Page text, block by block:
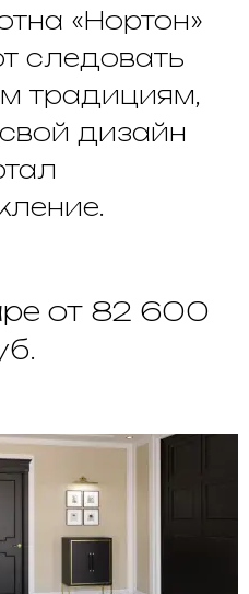
«Нортон»
следовать
традициям,
дизайн
от 82 600